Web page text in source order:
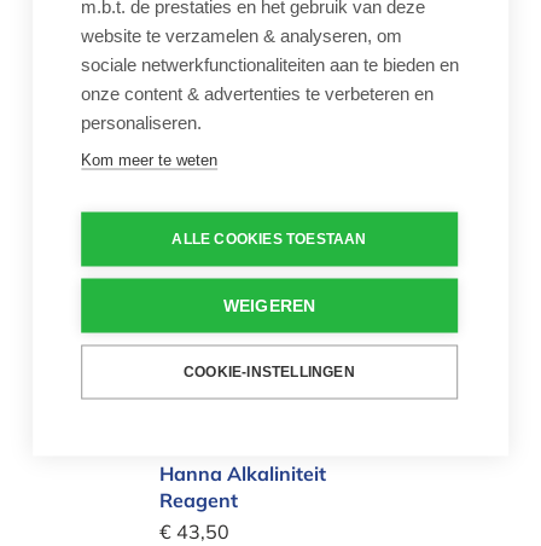
Hanna
kalibratievloeistof en
onderhoudskit
€ 9,99
Hanna Alkaliniteit Reagent
Hanna Alkaliniteit
Reagent
€ 43,50
m.b.t. de prestaties en het gebruik van deze
website te verzamelen & analyseren, om
sociale netwerkfunctionaliteiten aan te bieden en
onze content & advertenties te verbeteren en
personaliseren.
Kom meer te weten
ALLE COOKIES TOESTAAN
WEIGEREN
COOKIE-INSTELLINGEN